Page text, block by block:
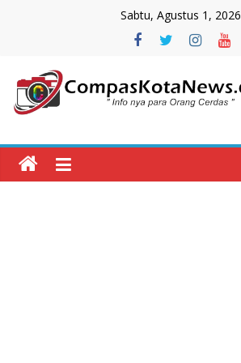
Sabtu, Agustus 1, 2026
Compas
Kota